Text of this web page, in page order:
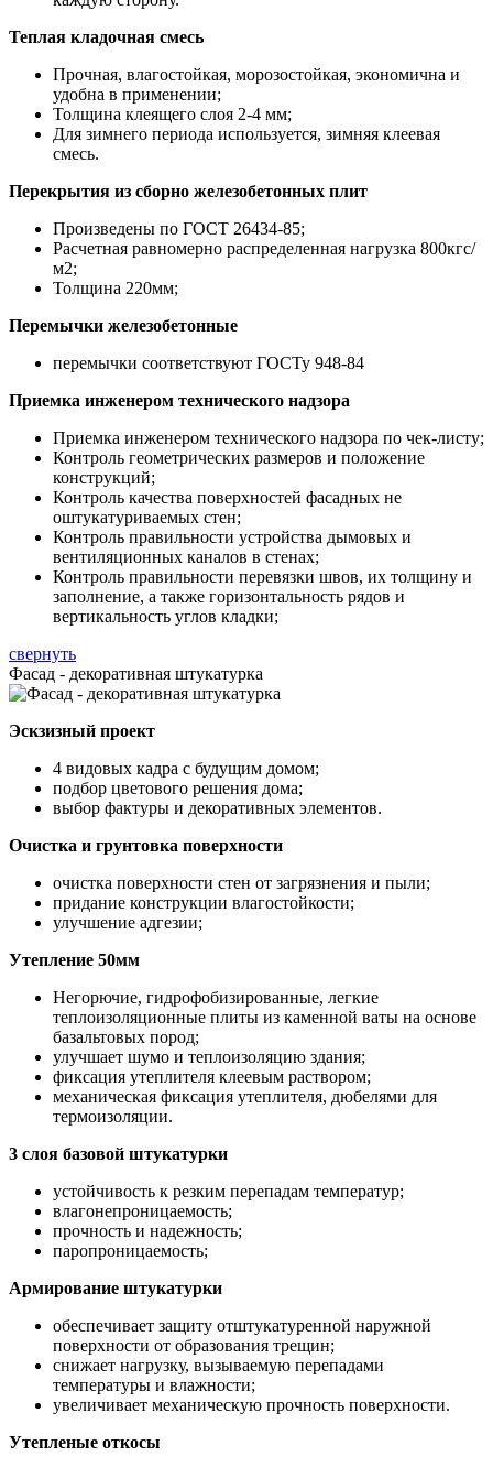
Теплая кладочная смесь
Прочная, влагостойкая, морозостойкая, экономична и
удобна в применении;
Толщина клеящего слоя 2-4 мм;
Для зимнего периода используется, зимняя клеевая
смесь.
Перекрытия из сборно железобетонных плит
Произведены по ГОСТ 26434-85;
Расчетная равномерно распределенная нагрузка 800кгс/
м2;
Толщина 220мм;
Перемычки железобетонные
перемычки соответствуют ГОСТу 948-84
Приемка инженером технического надзора
Приемка инженером технического надзора по чек-листу;
Контроль геометрических размеров и положение
конструкций;
Контроль качества поверхностей фасадных не
оштукатуриваемых стен;
Контроль правильности устройства дымовых и
вентиляционных каналов в стенах;
Контроль правильности перевязки швов, их толщину и
заполнение, а также горизонтальность рядов и
вертикальность углов кладки;
свернуть
Фасад - декоративная штукатурка
Эскзизный проект
4 видовых кадра с будущим домом;
подбор цветового решения дома;
выбор фактуры и декоративных элементов.
Очистка и грунтовка поверхности
очистка поверхности стен от загрязнения и пыли;
придание конструкции влагостойкости;
улучшение адгезии;
Утепление 50мм
Негорючие, гидрофобизированные, легкие
теплоизоляционные плиты из каменной ваты на основе
базальтовых пород;
улучшает шумо и теплоизоляцию здания;
фиксация утеплителя клеевым раствором;
механическая фиксация утеплителя, дюбелями для
термоизоляции.
3 слоя базовой штукатурки
устойчивость к резким перепадам температур;
влагонепроницаемость;
прочность и надежность;
паропроницаемость;
Армирование штукатурки
обеспечивает защиту отштукатуренной наружной
поверхности от образования трещин;
снижает нагрузку, вызываемую перепадами
температуры и влажности;
увеличивает механическую прочность поверхности.
Утепленые откосы